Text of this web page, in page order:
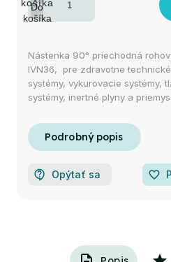
Nástenka 90° priechodná
IVN36, pre zdravotne
systémy, vykurovacie systémy,
systémy, inertné plyny a
Opýtať sa favorite_border